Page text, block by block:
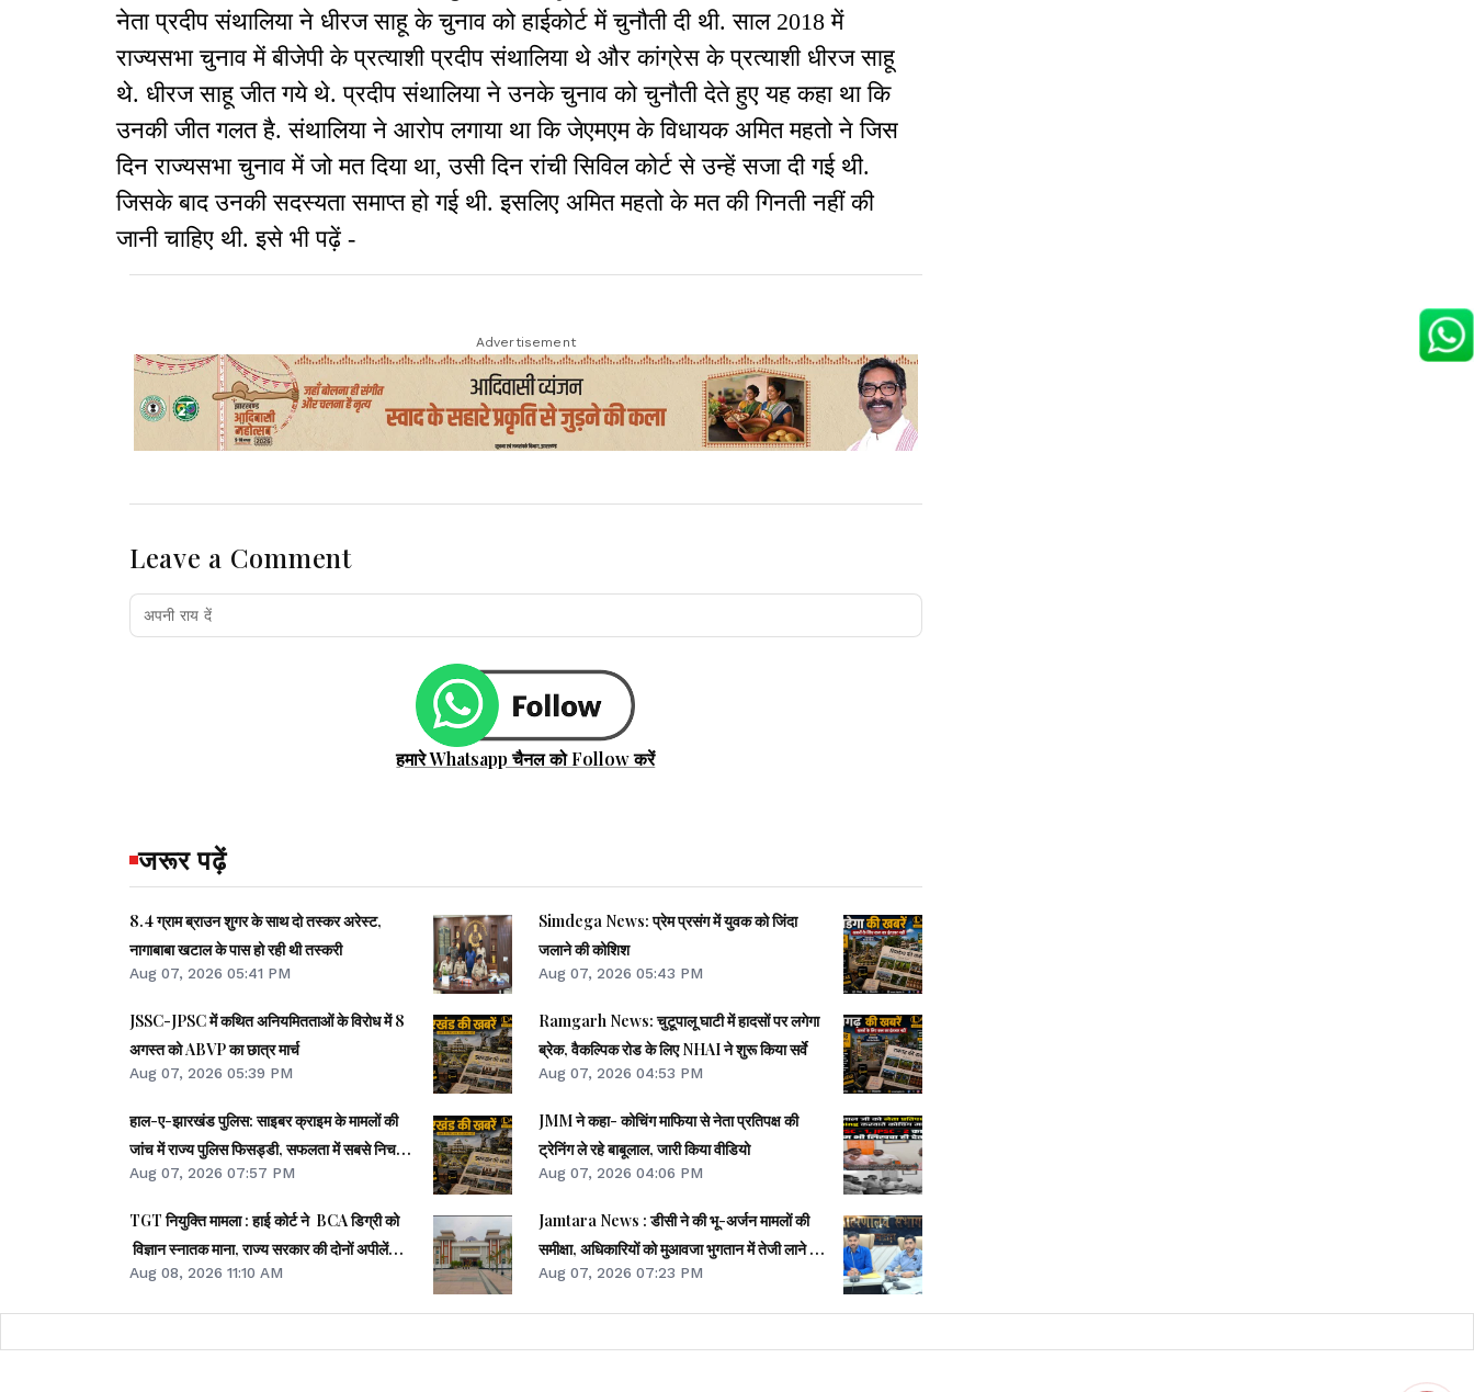
नेता प्रदीप संथालिया ने धीरज साहू के चुनाव को हाईकोर्ट में चुनौती दी थी. साल 2018 में
राज्यसभा चुनाव में बीजेपी के प्रत्याशी प्रदीप संथालिया थे और कांग्रेस के प्रत्याशी धीरज साहू
थे. धीरज साहू जीत गये थे. प्रदीप संथालिया ने उनके चुनाव को चुनौती देते हुए यह कहा था कि
उनकी जीत गलत है. संथालिया ने आरोप लगाया था कि जेएमएम के विधायक अमित महतो ने जिस
दिन राज्यसभा चुनाव में जो मत दिया था, उसी दिन रांची सिविल कोर्ट से उन्हें सजा दी गई थी.
जिसके बाद उनकी सदस्यता समाप्त हो गई थी. इसलिए अमित महतो के मत की गिनती नहीं की
जानी चाहिए थी. इसे भी पढ़ें -
Advertisement
Leave a Comment
हमारे Whatsapp चैनल को Follow करें
जरूर पढ़ें
8.4 ग्राम ब्राउन शुगर के साथ दो तस्कर अरेस्ट,
नागाबाबा खटाल के पास हो रही थी तस्करी
Aug 07, 2026 05:41 PM
JSSC-JPSC में कथित अनियमितताओं के विरोध में 8
अगस्त को ABVP का छात्र मार्च
Aug 07, 2026 05:39 PM
हाल-ए-झारखंड पुलिस: साइबर क्राइम के मामलों की
जांच में राज्य पुलिस फिसड्डी, सफलता में सबसे निचले
पायदान पर
Aug 07, 2026 07:57 PM
TGT नियुक्ति मामला : हाई कोर्ट ने BCA डिग्री को
विज्ञान स्नातक माना, राज्य सरकार की दोनों अपीलें
खारिज
Aug 08, 2026 11:10 AM
Simdega News: प्रेम प्रसंग में युवक को जिंदा
जलाने की कोशिश
Aug 07, 2026 05:43 PM
Ramgarh News: चुटूपालू घाटी में हादसों पर लगेगा
ब्रेक, वैकल्पिक रोड के लिए NHAI ने शुरू किया सर्वे
Aug 07, 2026 04:53 PM
JMM ने कहा- कोचिंग माफिया से नेता प्रतिपक्ष की
ट्रेनिंग ले रहे बाबूलाल, जारी किया वीडियो
Aug 07, 2026 04:06 PM
Jamtara News : डीसी ने की भू-अर्जन मामलों की
समीक्षा, अधिकारियों को मुआवजा भुगतान में तेजी लाने का
निर्देश
Aug 07, 2026 07:23 PM